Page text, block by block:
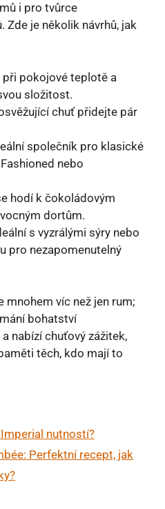
i pro tvůrce
je několik návrhů, jak
při pokojové teplotě a
složitost.
chuť přidejte pár
společník pro klasické
nebo
hodí k čokoládovým
dortům.
s vyzrálými sýry nebo
pro nezapomenutelný
mnohem víc než jen rum;
bohatství
nabízí chuťový zážitek,
těch, kdo mají to
nutností?
Perfektní recept, jak